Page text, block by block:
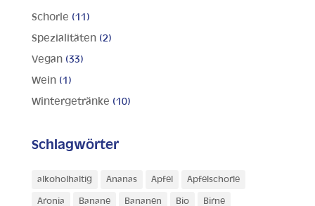
Schorle (11)
Spezialitäten (2)
Vegan (33)
Wein (1)
Wintergetränke (10)
Schlagwörter
alkoholhaltig Ananas Apfel Apfelschorle
Aronia Banane Bananen Bio Birne